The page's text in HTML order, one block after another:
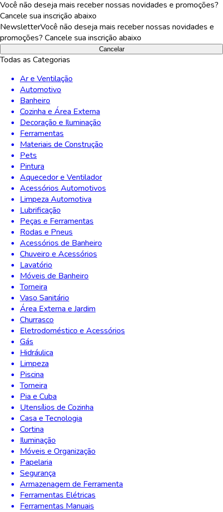
Você não deseja mais receber nossas novidades e promoções?
Cancele sua inscrição abaixo
NewsletterVocê não deseja mais receber nossas novidades e
promoções? Cancele sua inscrição abaixo
Cancelar
Todas as Categorias
Ar e Ventilação
Automotivo
Banheiro
Cozinha e Área Externa
Decoração e Iluminação
Ferramentas
Materiais de Construção
Pets
Pintura
Aquecedor e Ventilador
Acessórios Automotivos
Limpeza Automotiva
Lubrificação
Peças e Ferramentas
Rodas e Pneus
Acessórios de Banheiro
Chuveiro e Acessórios
Lavatório
Móveis de Banheiro
Torneira
Vaso Sanitário
Área Externa e Jardim
Churrasco
Eletrodoméstico e Acessórios
Gás
Hidráulica
Limpeza
Piscina
Torneira
Pia e Cuba
Utensílios de Cozinha
Casa e Tecnologia
Cortina
Iluminação
Móveis e Organização
Papelaria
Segurança
Armazenagem de Ferramenta
Ferramentas Elétricas
Ferramentas Manuais